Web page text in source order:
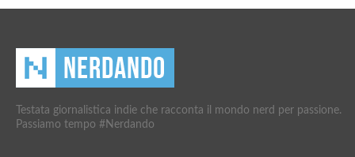
Testata giornalistica indie che racconta il mondo nerd per passione.
Passiamo tempo #Nerdando